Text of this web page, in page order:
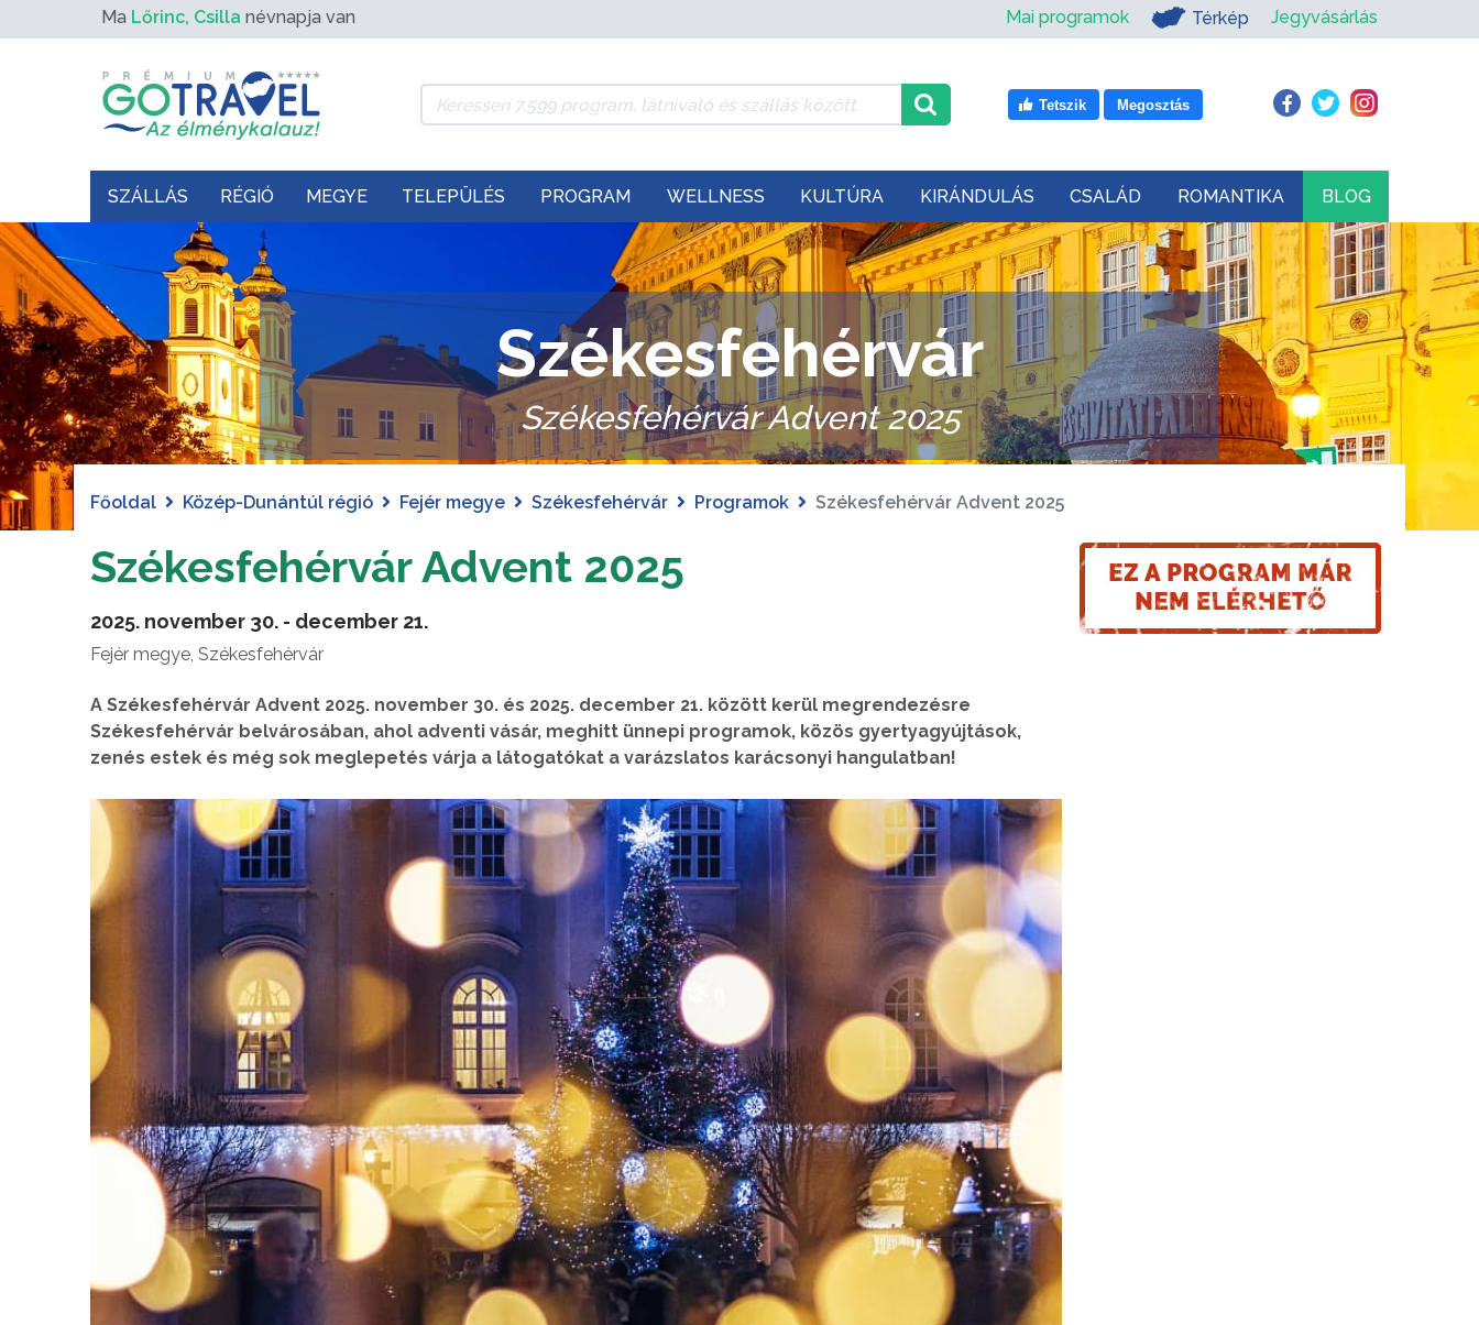
Ma Lőrinc, Csilla névnapja van Mai programok Térkép Jegyvásárlás
Tetszik Megosztás
SZÁLLÁS RÉGIÓ MEGYE TELEPÜLÉS PROGRAM WELLNESS KULTÚRA KIRÁNDULÁS CSALÁD ROMANTIKA BLOG
Székesfehérvár
Székesfehérvár Advent 2025
Főoldal Közép-Dunántúl régió Fejér megye Székesfehérvár Programok Székesfehérvár Advent 2025
Székesfehérvár Advent 2025
2025. november 30. - december 21.
Fejér megye, Székesfehérvár
A Székesfehérvár Advent 2025. november 30. és 2025. december 21. között kerül megrendezésre
Székesfehérvár belvárosában, ahol adventi vásár, meghitt ünnepi programok, közös gyertyagyújtások,
zenés estek és még sok meglepetés várja a látogatókat a varázslatos karácsonyi hangulatban!